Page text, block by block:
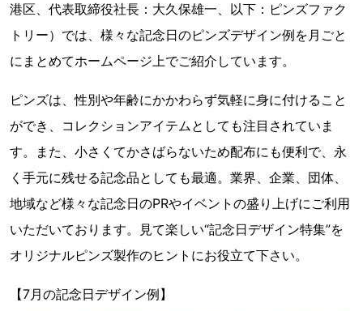
港区、代表取締役社長：大久保雄一、以下：ピンズファク
トリー）では、様々な記念日のピンズデザイン例を月ごと
にまとめてホームページ上でご紹介しています。
ピンズは、性別や年齢にかかわらず気軽に身に付けること
ができ、コレクションアイテムとしても注目されていま
す。また、小さくてかさばらないため配布にも便利で、永
く手元に残せる記念品としても最適。業界、企業、団体、
地域など様々な記念日のPRやイベントの盛り上げにご利用
いただいております。見て楽しい“記念日デザイン特集”を
オリジナルピンズ製作のヒントにお役立て下さい。
【7月の記念日デザイン例】